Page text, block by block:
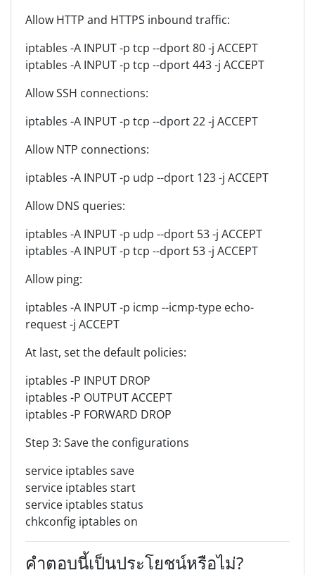
Allow HTTP and HTTPS inbound traffic:
iptables -A INPUT -p tcp --dport 80 -j ACCEPT
iptables -A INPUT -p tcp --dport 443 -j ACCEPT
Allow SSH connections:
iptables -A INPUT -p tcp --dport 22 -j ACCEPT
Allow NTP connections:
iptables -A INPUT -p udp --dport 123 -j ACCEPT
Allow DNS queries:
iptables -A INPUT -p udp --dport 53 -j ACCEPT
iptables -A INPUT -p tcp --dport 53 -j ACCEPT
Allow ping:
iptables -A INPUT -p icmp --icmp-type echo-
request -j ACCEPT
At last, set the default policies:
iptables -P INPUT DROP
iptables -P OUTPUT ACCEPT
iptables -P FORWARD DROP
Step 3: Save the configurations
service iptables save
service iptables start
service iptables status
chkconfig iptables on
คำตอบนี้เป็นประโยชน์หรือไม่?